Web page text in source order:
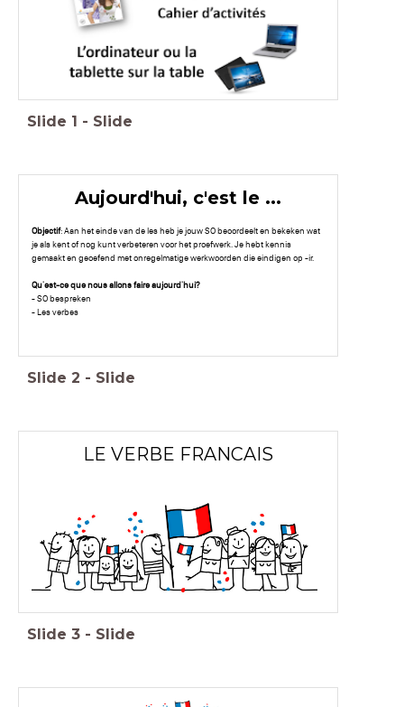
Slide 1 - Slide
Aujourd'hui, c'est le ...
Objectif: Aan het einde van de les heb je jouw SO beoordeelt en bekeken wat
je als kent of nog kunt verbeteren voor het proefwerk. Je hebt kennis
gemaakt en geoefend met onregelmatige werkwoorden die eindigen op -ir.
Qu'est-ce que nous allons faire aujourd'hui?
- SO bespreken
- Les verbes
Slide 2 - Slide
LE VERBE FRANCAIS
Slide 3 - Slide